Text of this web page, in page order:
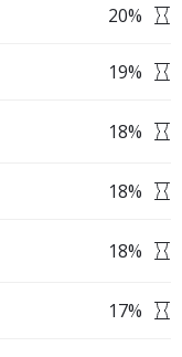
20%
19%
18%
18%
18%
17%